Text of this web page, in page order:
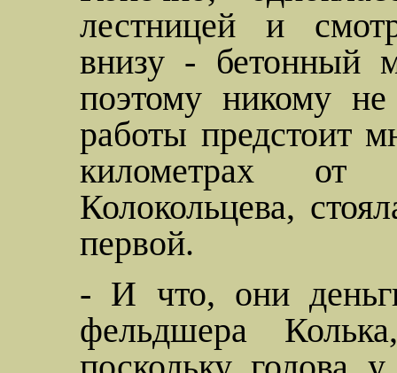
лестницей и
внизу - бетонный
поэтому никому
работы предстоит
километрах от
Колокольцева,
первой.
- И что, они
фельдшера